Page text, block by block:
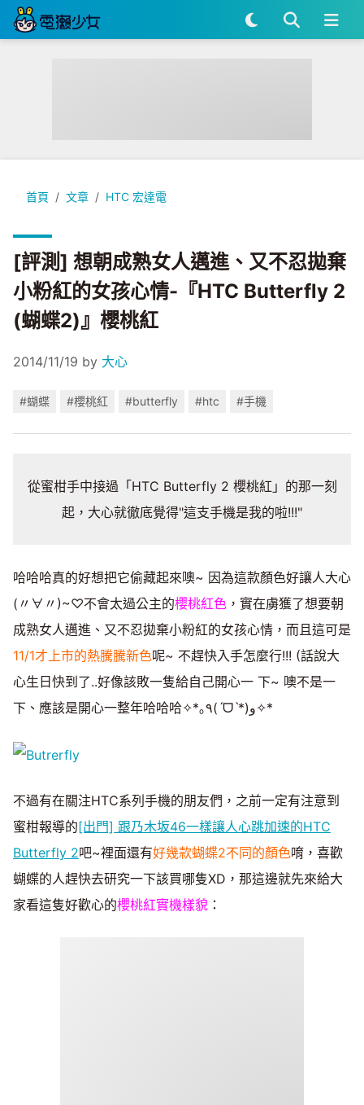
首頁 文章 HTC 宏達電
[評測] 想朝成熟女人邁進、又不忍拋棄小粉紅的女孩心情-『
[評測] 想朝成熟女人邁進、又不忍拋棄
小粉紅的女孩心情-『HTC Butterfly 2
(蝴蝶2)』櫻桃紅
2014/11/19 by 大心
#蝴蝶 #櫻桃紅 #butterfly #htc #手機
從蜜柑手中接過「HTC Butterfly 2 櫻桃紅」的那一刻
起，大心就徹底覺得"這支手機是我的啦!!!"
哈哈哈真的好想把它偷藏起來噢~ 因為這款顏色好讓人大心
(〃∀〃)~♡不會太過公主的櫻桃紅色 ，實在虜獲了想要朝
成熟女人邁進、又不忍拋棄小粉紅的女孩心情，而且這可是
11/1才上市的熱騰騰新色呢~ 不趕快入手怎麼行!!! (話說大
心生日快到了..好像該敗一隻給自己開心一 下~ 噢不是一
下、應該是開心一整年哈哈哈✧*｡٩(ˊᗜˋ*)و✧*
不過有在關注HTC系列手機的朋友們，之前一定有注意到
蜜柑報導的[出門] 跟乃木坂46一樣讓人心跳加速的HTC
Butterfly 2吧~裡面還有好幾款蝴蝶2不同的顏色唷，喜歡
蝴蝶的人趕快去研究一下該買哪隻XD，那這邊就先來給大
家看這隻好歡心的櫻桃紅實機樣貌 ：